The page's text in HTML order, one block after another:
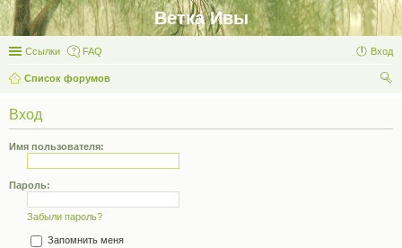
Ветка Ивы
Ссылки FAQ Вход
Список форумов
Вход
Имя пользователя:
Пароль:
Забыли пароль?
Запомнить меня